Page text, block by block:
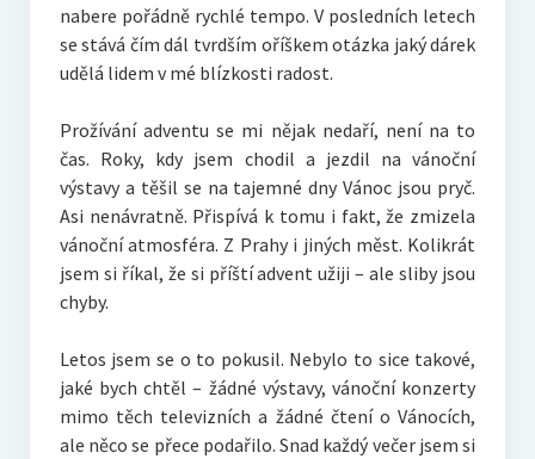
nabere pořádně rychlé tempo. V posledních letech
se stává čím dál tvrdším oříškem otázka jaký dárek
udělá lidem v mé blízkosti radost.
Prožívání adventu se mi nějak nedaří, není na to
čas. Roky, kdy jsem chodil a jezdil na vánoční
výstavy a těšil se na tajemné dny Vánoc jsou pryč.
Asi nenávratně. Přispívá k tomu i fakt, že zmizela
vánoční atmosféra. Z Prahy i jiných měst. Kolikrát
jsem si říkal, že si příští advent užiji – ale sliby jsou
chyby.
Letos jsem se o to pokusil. Nebylo to sice takové,
jaké bych chtěl – žádné výstavy, vánoční konzerty
mimo těch televizních a žádné čtení o Vánocích,
ale něco se přece podařilo. Snad každý večer jsem si